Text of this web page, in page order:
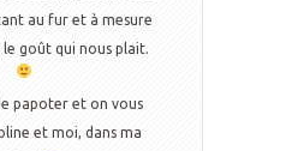
au fur et à mesure
le goût qui nous plait.
papoter et on vous
et moi, dans ma